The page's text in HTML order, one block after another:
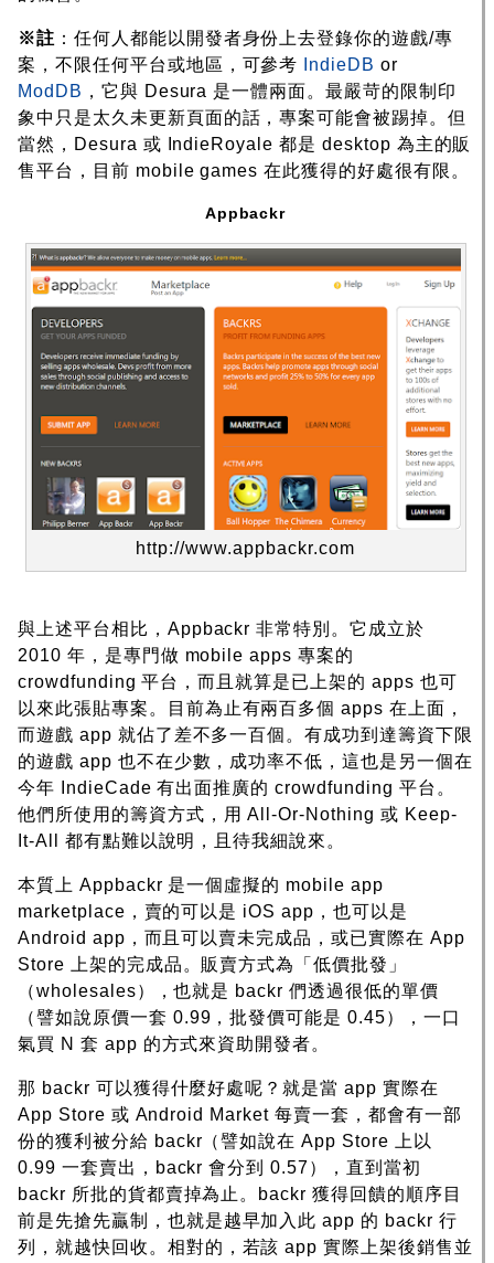
※註 ：任何人都能以開發者身份上去登錄你的遊戲/專
案，不限任何平台或地區，可參考
IndieDB or
ModDB ，它與 Desura 是一體兩面。最嚴苛的限制印
象中只是太久未更新頁面的話，專案可能會被踢掉。但
當然，Desura 或 IndieRoyale 都是 desktop 為主的販
售平台，目前 mobile games 在此獲得的好處很有限。
Appbackr
http://www.appbackr.com
與上述平台相比，Appbackr 非常特別。它成立於
2010 年，是專門做 mobile apps 專案的
crowdfunding 平台，而且就算是已上架的 apps 也可
以來此張貼專案。目前為止有兩百多個 apps 在上面，
而遊戲 app 就佔了差不多一百個。有成功到達籌資下限
的遊戲 app 也不在少數，成功率不低，這也是另一個在
今年 IndieCade 有出面推廣的 crowdfunding 平台。
他們所使用的籌資方式，用 All-Or-Nothing 或 Keep-
It-All 都有點難以說明，且待我細說來。
本質上 Appbackr 是一個虛擬的 mobile app
marketplace，賣的可以是 iOS app，也可以是
Android app，而且可以賣未完成品，或已實際在 App
Store 上架的完成品。販賣方式為「低價批發」
（wholesales），也就是 backr 們透過很低的單價
（譬如說原價一套 0.99，批發價可能是 0.45），一口
氣買 N 套 app 的方式來資助開發者。
那 backr 可以獲得什麼好處呢？就是當 app 實際在
App Store 或 Android Market 每賣一套，都會有一部
份的獲利被分給 backr（譬如說在 App Store 上以
0.99 一套賣出，backr 會分到 0.57），直到當初
backr 所批的貨都賣掉為止。backr 獲得回饋的順序目
前是先搶先贏制，也就是越早加入此 app 的 backr 行
列，就越快回收。相對的，若該 app 實際上架後銷售並